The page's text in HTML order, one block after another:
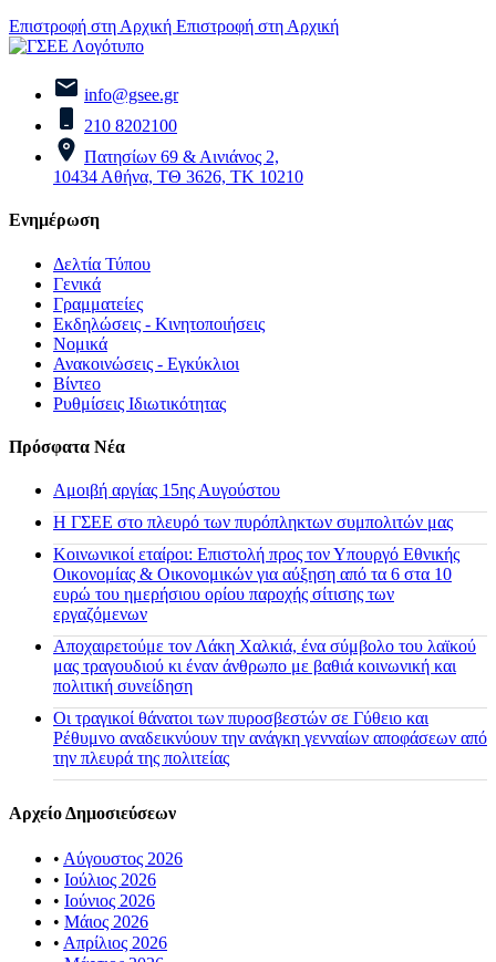
Επιστροφή στη Αρχική Επιστροφή στη Αρχική
info@gsee.gr
210 8202100
Πατησίων 69 & Αινιάνος 2,
10434 Αθήνα, ΤΘ 3626, ΤΚ 10210
Ενημέρωση
Δελτία Τύπου
Γενικά
Γραμματείες
Εκδηλώσεις - Κινητοποιήσεις
Νομικά
Ανακοινώσεις - Εγκύκλιοι
Βίντεο
Ρυθμίσεις Ιδιωτικότητας
Πρόσφατα Νέα
Αμοιβή αργίας 15ης Αυγούστου
H ΓΣΕΕ στο πλευρό των πυρόπληκτων συμπολιτών μας
Κοινωνικοί εταίροι: Επιστολή προς τον Υπουργό Εθνικής
Οικονομίας & Οικονομικών για αύξηση από τα 6 στα 10
ευρώ του ημερήσιου ορίου παροχής σίτισης των
εργαζόμενων
Αποχαιρετούμε τον Λάκη Χαλκιά, ένα σύμβολο του λαϊκού
μας τραγουδιού κι έναν άνθρωπο με βαθιά κοινωνική και
πολιτική συνείδηση
Οι τραγικοί θάνατοι των πυροσβεστών σε Γύθειο και
Ρέθυμνο αναδεικνύουν την ανάγκη γενναίων αποφάσεων από
την πλευρά της πολιτείας
Αρχείο Δημοσιεύσεων
• Αύγουστος 2026
• Ιούλιος 2026
• Ιούνιος 2026
• Μάιος 2026
• Απρίλιος 2026